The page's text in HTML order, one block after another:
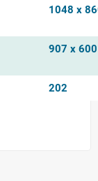
1048 x
907 x
202